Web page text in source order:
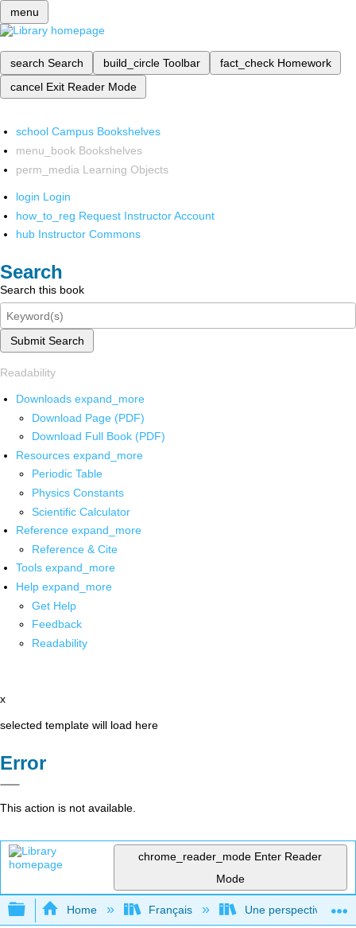
menu
search Search build_circle Toolbar fact_check Homework
cancel Exit Reader Mode
school Campus Bookshelves
menu_book Bookshelves
perm_media Learning Objects
login Login
how_to_reg Request Instructor Account
hub Instructor Commons
Search
Search this book
Submit Search
Readability
Downloads expand_more
Download Page (PDF)
Download Full Book (PDF)
Resources expand_more
Periodic Table
Physics Constants
Scientific Calculator
Reference expand_more
Reference & Cite
Tools expand_more
Help expand_more
Get Help
Feedback
Readability
x
selected template will load here
Error
This action is not available.
chrome_reader_mode Enter Reader
Mode
Expand/collapse global hierarchy
Home Français Une perspective